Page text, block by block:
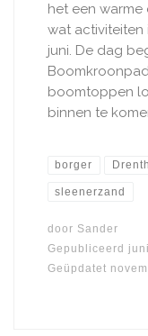
het een
wat activiteiten
juni. De dag
boomtoppen
binnen te
borger
sleenerzand
door Sander
Gepubliceerd
Geüpdatet